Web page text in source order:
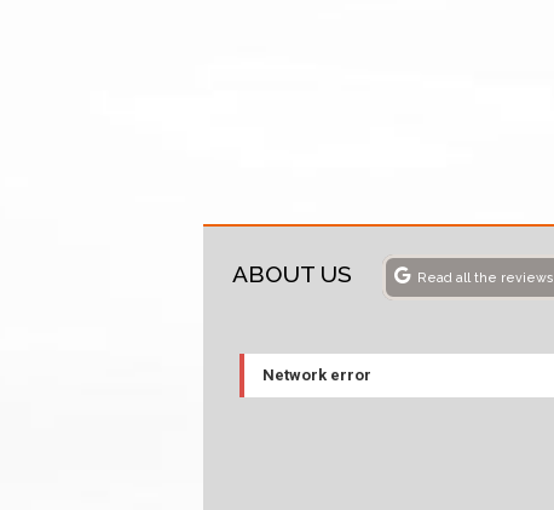
ABOUT US Read all the reviews
Network error